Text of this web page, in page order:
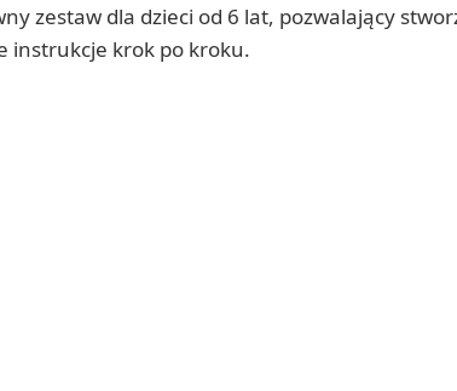
zestaw dla dzieci od 6 lat, pozwalający
instrukcje krok po kroku.